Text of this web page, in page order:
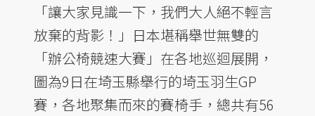
「讓大家見識一下，我們大人絕不輕言
放棄的背影！」日本堪稱舉世無雙的
「辦公椅競速大賽」在各地巡迴展開，
圖為9日在埼玉縣舉行的埼玉羽生GP
賽，各地聚集而來的賽椅手，總共有56